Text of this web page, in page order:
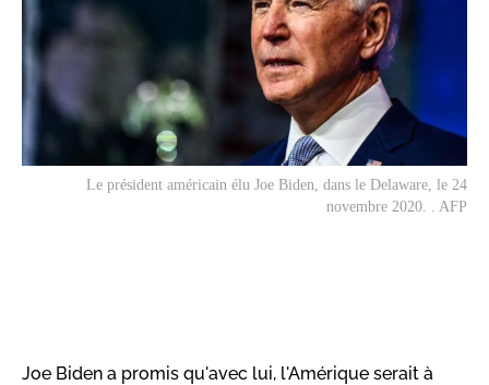
Le président américain élu Joe Biden, dans le Delaware, le 24
novembre 2020. . AFP
Joe Biden a promis qu'avec lui, l'Amérique serait à